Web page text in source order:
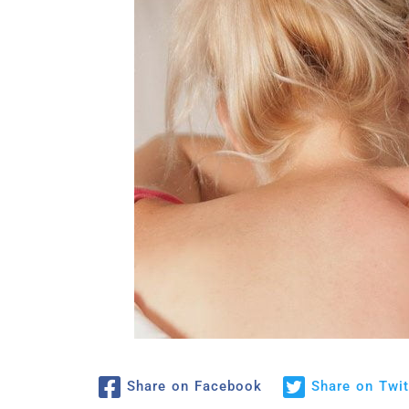
Share on Facebook Share on